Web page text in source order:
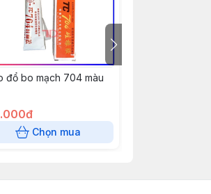
đổ bo mạch 704 màu
Chọn mua